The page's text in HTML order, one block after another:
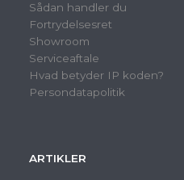
Sådan handler du
Fortrydelsesret
Showroom
Serviceaftale
Hvad betyder IP koden?
Persondatapolitik
ARTIKLER